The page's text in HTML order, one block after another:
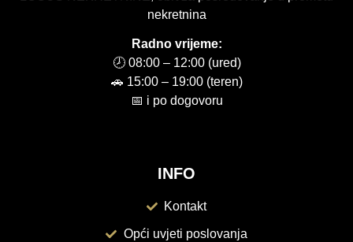
nekretnina
Radno vrijeme:
🕗 08:00 – 12:00 (ured)
🚗 15:00 – 19:00 (teren)
📅 i po dogovoru
INFO
Kontakt
Opći uvjeti poslovanja